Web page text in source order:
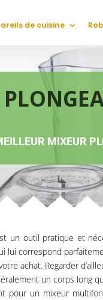
de cuisine
MIXEUR
un outil pratique et
lui correspond
achat. Regarder
un corps long
pour un mixeur